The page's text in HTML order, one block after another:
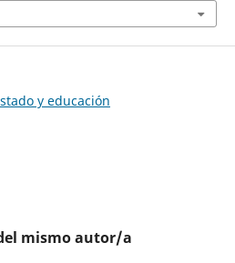
y educación
mismo autor/a